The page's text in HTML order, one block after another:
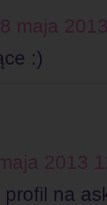
maja
:)
2013
na